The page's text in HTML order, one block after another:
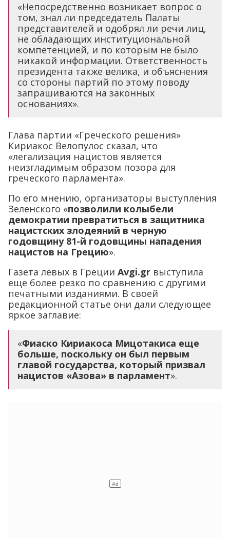
«Непосредственно возникает вопрос о
том, знал ли председатель Палаты
представителей и одобрял ли речи лиц,
не обладающих институциональной
компетенцией, и по которым не было
никакой информации. Ответственность
президента также велика, и объяснения
со стороны партий по этому поводу
запрашиваются на законных
основаниях».
Глава партии «Греческого решения»
Кириакос Велопулос сказал, что
«легализация нацистов является
неизгладимым образом позора для
греческого парламента».
По его мнению, организаторы выступления
Зеленского «позволили колыбели
демократии превратиться в защитника
нацистских злодеяний в черную
годовщину 81-й годовщины нападения
нацистов на Грецию».
Газета левых в Греции Аvgi.gr выступила
еще более резко по сравнению с другими
печатными изданиями. В своей
редакционной статье они дали следующее
яркое заглавие:
«Фиаско Кириакоса Мицотакиса еще
больше, поскольку он был первым
главой государства, который призвал
нацистов «Азова» в парламент».